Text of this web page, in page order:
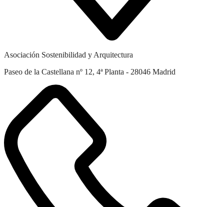
Asociación Sostenibilidad y Arquitectura
Paseo de la Castellana nº 12, 4ª Planta - 28046 Madrid